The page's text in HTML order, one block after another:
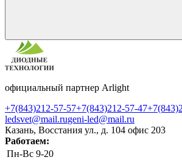
официальный партнер Arlight
+7(843)212-57-57+7(843)212-57-47
ledsvet@mail.rugeni-led@mail.ru
Казань, Восстания ул., д. 104 офис 203
Работаем:
Пн-Вс 9-20